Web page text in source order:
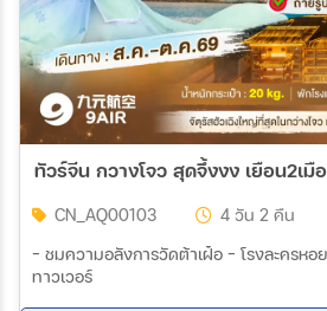
ทัวร์จีน กวางโจว สุดจึ้งงง เยือน2เมื
CN_AQ00103 4 วัน 2 คืน
- ชมความอลังการวัดต้าเฝ๋อ - โรงละครหอ
ทาวเวอร์